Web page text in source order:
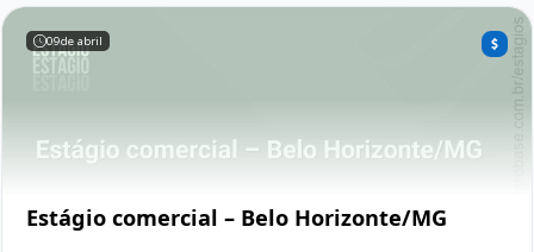
09de abril
Estágio comercial – Belo Horizonte/MG